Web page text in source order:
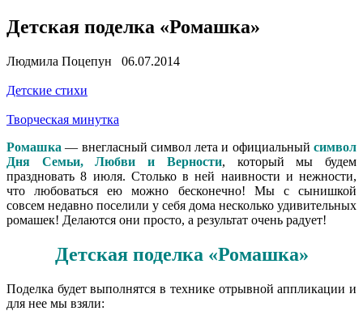
Детская поделка «Ромашка»
Людмила Поцепун 06.07.2014
Детские стихи
Творческая минутка
Ромашка — внегласный символ лета и официальный символ
Дня Семьи, Любви и Верности, который мы будем
праздновать 8 июля. Столько в ней наивности и нежности,
что любоваться ею можно бесконечно! Мы с сынишкой
совсем недавно поселили у себя дома несколько удивительных
ромашек! Делаются они просто, а результат очень радует!
Детская поделка «Ромашка»
Поделка будет выполнятся в технике отрывной аппликации и
для нее мы взяли: